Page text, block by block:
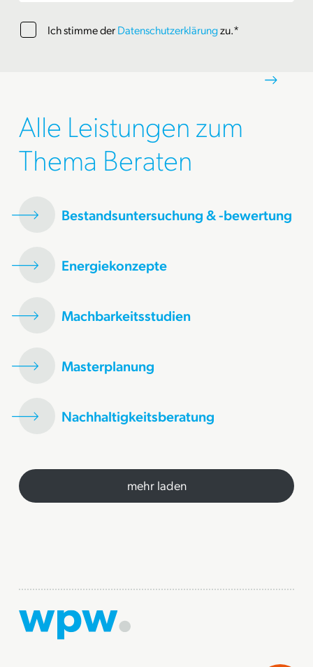
Ich stimme derDatenschutzerklärungzu.*
Alle Leistungen zum
Thema Beraten
Bestandsuntersuchung & -bewertung
Energiekonzepte
Machbarkeitsstudien
Masterplanung
Nachhaltigkeitsberatung
mehr laden